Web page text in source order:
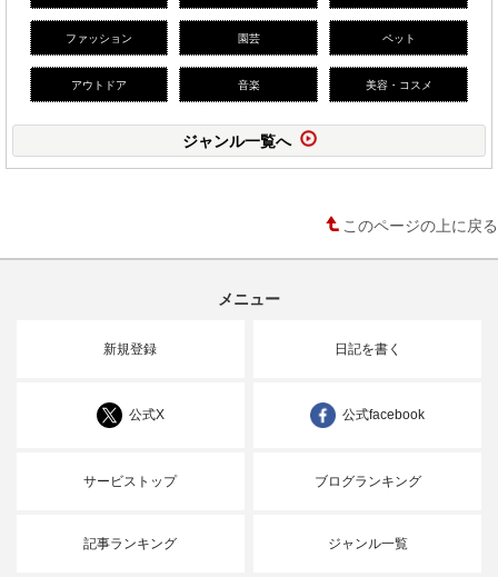
ファッション 園芸 ペット
アウトドア 音楽 美容・コスメ
ジャンル一覧へ
このページの上に戻る
メニュー
新規登録 日記を書く
公式X 公式facebook
サービストップ ブログランキング
記事ランキング ジャンル一覧